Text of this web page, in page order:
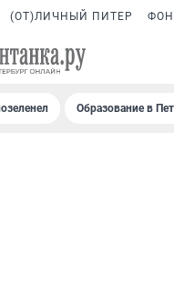
(ОТ)ЛИЧНЫЙ ПИТЕР
Образование в